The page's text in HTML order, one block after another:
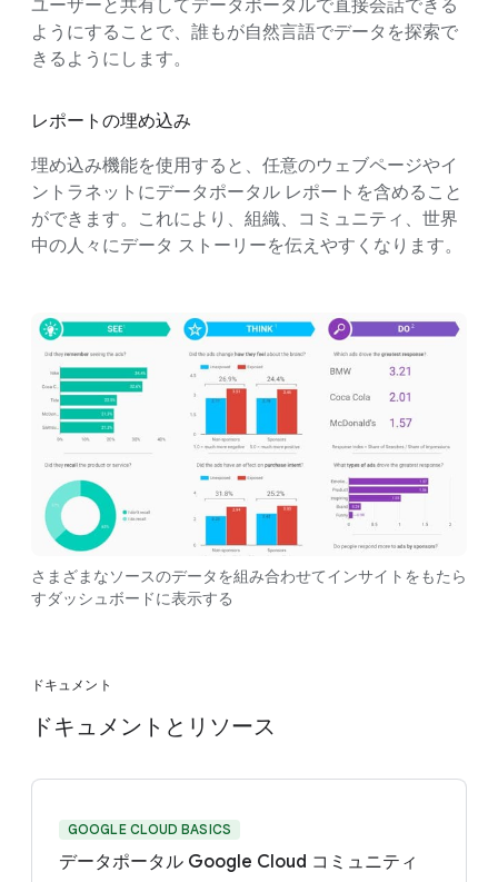
ユーザーと共有してデータポータルで直接会話できる
ようにすることで、誰もが自然言語でデータを探索で
きるようにします。
レポートの埋め込み
埋め込み機能を使用すると、任意のウェブページやイ
ントラネットにデータポータル レポートを含めること
ができます。これにより、組織、コミュニティ、世界
中の人々にデータ ストーリーを伝えやすくなります。
さまざまなソースのデータを組み合わせてインサイトをもたら
すダッシュボードに表示する
ドキュメント
ドキュメントとリソース
GOOGLE CLOUD BASICS
データポータル Google Cloud コミュニティ